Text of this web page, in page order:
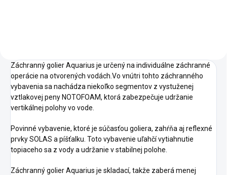
Záchranný golier Aquarius je určený na individuálne záchranné
operácie na otvorených vodách. Vo vnútri tohto záchranného
vybavenia sa nachádza niekoľko segmentov z vystuženej
vztlakovej peny NOTOFOAM, ktorá zabezpečuje udržanie
vertikálnej polohy vo vode.
Povinné vybavenie, ktoré je súčasťou goliera, zahŕňa aj reflexné
prvky SOLAS a píšťalku. Toto vybavenie uľahčí vytiahnutie
topiaceho sa z vody a udržanie v stabilnej polohe.
Záchranný golier Aquarius je skladací, takže zaberá menej